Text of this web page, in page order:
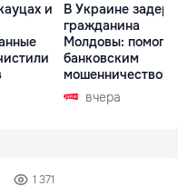
и
В Украине
гражданина
Молдовы:
банковским
мошенничеством
Чехиивчера
1 371